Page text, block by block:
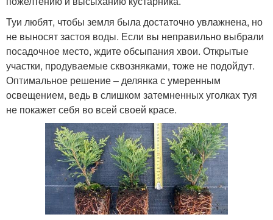
Туи любят, чтобы земля была достаточно увлажнена, но
не выносят застоя воды. Если вы неправильно выбрали
посадочное место, ждите обсыпания хвои. Открытые
участки, продуваемые сквозняками, тоже не подойдут.
Оптимальное решение – делянка с умеренным
освещением, ведь в слишком затемненных уголках туя
не покажет себя во всей своей красе.